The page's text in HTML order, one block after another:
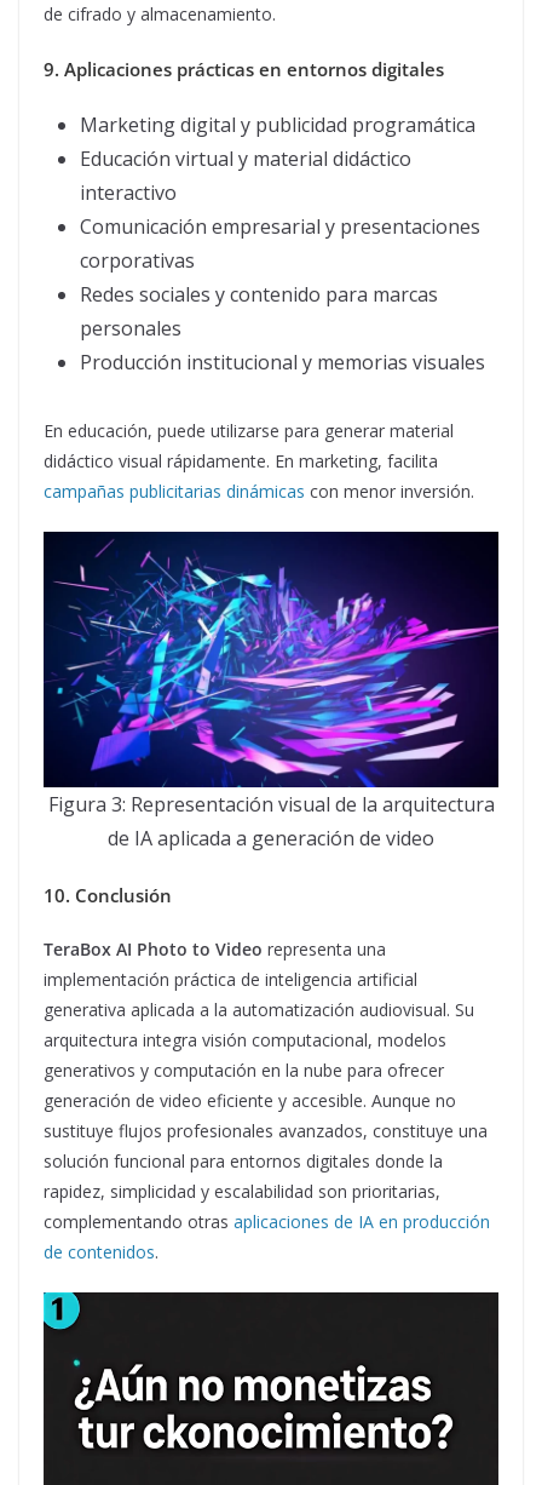
de cifrado y almacenamiento.
9. Aplicaciones prácticas en entornos digitales
Marketing digital y publicidad programática
Educación virtual y material didáctico
interactivo
Comunicación empresarial y presentaciones
corporativas
Redes sociales y contenido para marcas
personales
Producción institucional y memorias visuales
En educación, puede utilizarse para generar material
didáctico visual rápidamente. En marketing, facilita
campañas publicitarias dinámicas con menor inversión.
Figura 3: Representación visual de la arquitectura
de IA aplicada a generación de video
10. Conclusión
TeraBox AI Photo to Video representa una
implementación práctica de inteligencia artificial
generativa aplicada a la automatización audiovisual. Su
arquitectura integra visión computacional, modelos
generativos y computación en la nube para ofrecer
generación de video eficiente y accesible. Aunque no
sustituye flujos profesionales avanzados, constituye una
solución funcional para entornos digitales donde la
rapidez, simplicidad y escalabilidad son prioritarias,
complementando otras aplicaciones de IA en producción
de contenidos.